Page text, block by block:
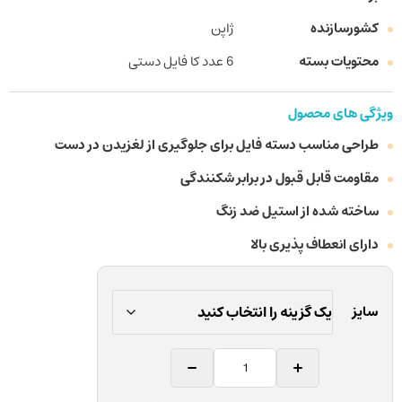
کشورسازنده
ژاپن
محتویات بسته
6 عدد کا فایل دستی
ویژگی های محصول
طراحی مناسب دسته فایل برای جلوگیری از لغزیدن در دست
مقاومت قابل قبول در برابر شکنندگی
ساخته شده از استیل ضد زنگ
دارای انعطاف پذیری بالا
سایز
فایل